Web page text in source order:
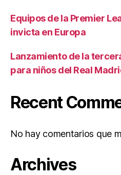
Equipos de la Premier
invicta en Europa
Lanzamiento de la
para niños del Real
Recent
No hay comentarios que
Archives